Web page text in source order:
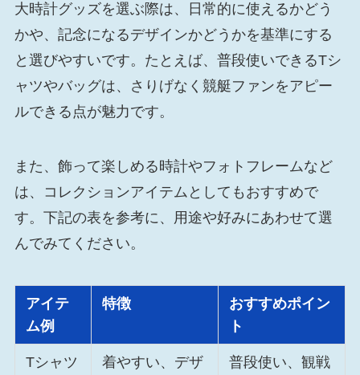
大時計グッズを選ぶ際は、日常的に使えるかどう
かや、記念になるデザインかどうかを基準にする
と選びやすいです。たとえば、普段使いできるTシ
ャツやバッグは、さりげなく競艇ファンをアピー
ルできる点が魅力です。
また、飾って楽しめる時計やフォトフレームなど
は、コレクションアイテムとしてもおすすめで
す。下記の表を参考に、用途や好みにあわせて選
んでみてください。
アイテ
ム例
特徴
おすすめポイン
ト
Tシャツ
着やすい、デザ
普段使い、観戦